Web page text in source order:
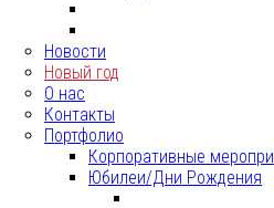
Новости
Новый год
О нас
Контакты
Портфолио
Корпоративные
Юбилеи/Дни Рождения